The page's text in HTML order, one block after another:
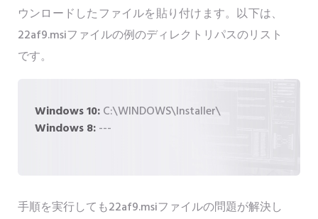
ウンロードしたファイルを貼り付けます。以下は、
22af9.msiファイルの例のディレクトリパスのリスト
です。
Windows 10:C:\WINDOWS\Installer\
Windows 8:---
手順を実行しても22af9.msiファイルの問題が解決し